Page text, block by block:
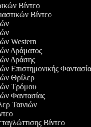
Βίντεο
Βίντεο
Western
Δράματος
Δράσης
Επιστημονικής
Θρίλερ
Τρόμου
Φαντασίας
Ταινιών
Βίντεο